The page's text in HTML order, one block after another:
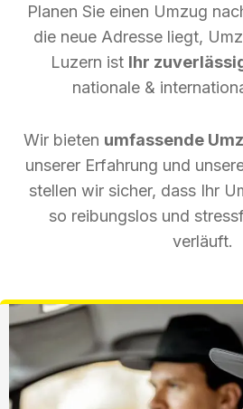
Planen Sie einen Umzug
die neue Adresse liegt,
Luzern ist Ihr
nationale &
Wir bieten umfassende
unserer Erfahrung und
stellen wir sicher, dass Ihr
so reibungslos und
verläuft.